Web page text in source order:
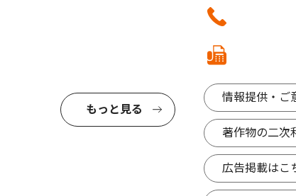
もっと見る
情報提供・ご
著作物の二次
広告掲載はこ